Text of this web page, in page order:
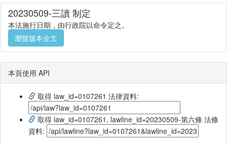
20230509-三讀 制定
本法施行日期，由行政院以命令定之。
瀏覽版本全文
本頁使用 API
取得 law_id=0107261 法律資料:
取得 law_id=0107261, lawline_id=20230509-第六條 法條
資料: